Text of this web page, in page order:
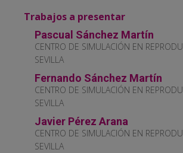
Trabajos a presentar
Pascual Sánchez Martín
CENTRO DE SIMULACIÓN EN
SEVILLA
Fernando Sánchez Martín
CENTRO DE SIMULACIÓN EN
SEVILLA
Javier Pérez Arana
CENTRO DE SIMULACIÓN EN
SEVILLA